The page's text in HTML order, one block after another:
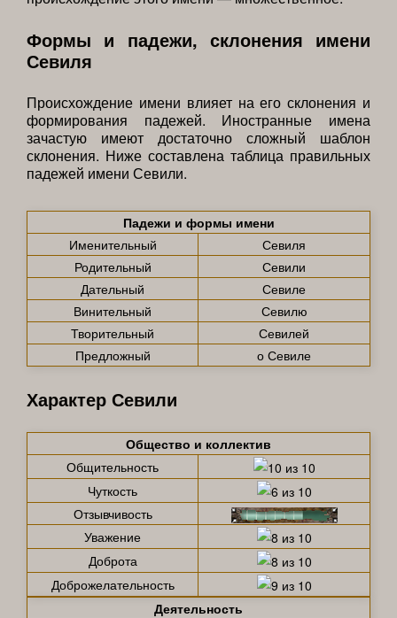
Формы и падежи, склонения имени
Севиля
Происхождение имени влияет на его склонения и
формирования падежей. Иностранные имена
зачастую имеют достаточно сложный шаблон
склонения. Ниже составлена таблица правильных
падежей имени Севили.
Падежи и формы имени
Именительный
Севиля
Родительный
Севили
Дательный
Севиле
Винительный
Севилю
Творительный
Севилей
Предложный
о Севиле
Характер Севили
Общество и коллектив
Общительность
Чуткость
Отзывчивость
Уважение
Доброта
Доброжелательность
Деятельность